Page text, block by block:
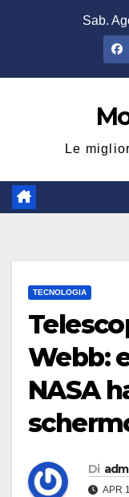
Sab.
Le
TECNOLOGIA
Webb:
NASA
Di
APR